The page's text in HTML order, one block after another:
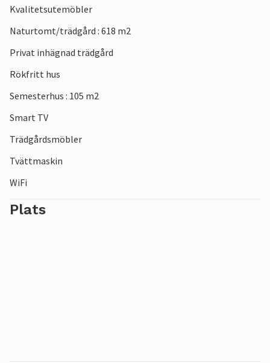
Kvalitetsutemöbler
Naturtomt/trädgård : 618 m2
Privat inhägnad trädgård
Rökfritt hus
Semesterhus : 105 m2
Smart TV
Trädgårdsmöbler
Tvättmaskin
WiFi
Plats